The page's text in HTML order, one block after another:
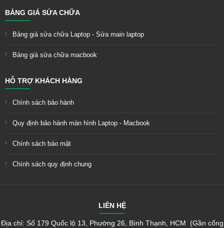
BẢNG GIÁ SỬA CHỮA
Bảng giá sửa chữa Laptop - Sửa main laptop
Bảng giá sửa chữa macbook
HỖ TRỢ KHÁCH HÀNG
Chính sách bảo hành
Quy định bảo hành màn hình Laptop - Macbook
Chính sách bảo mật
Chính sách quy định chung
LIÊN HỆ
Địa chỉ: Số 179 Quốc lộ 13, Phường 26, Bình Thạnh, HCM (Gần cổng